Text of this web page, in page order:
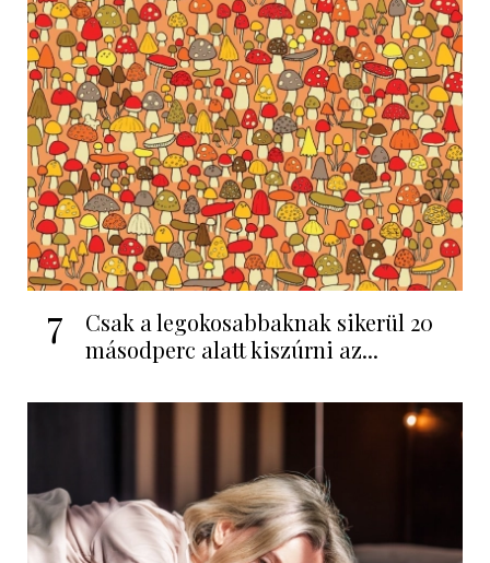
7
Csak a legokosabbaknak sikerül 20
másodperc alatt kiszúrni az...